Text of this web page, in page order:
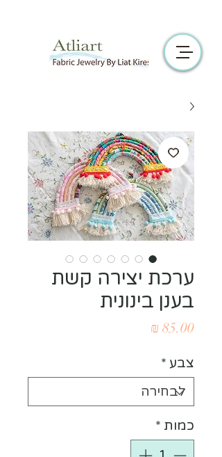
ערכת יצירה קשת
בענן בינונית
צבע *
כמות *